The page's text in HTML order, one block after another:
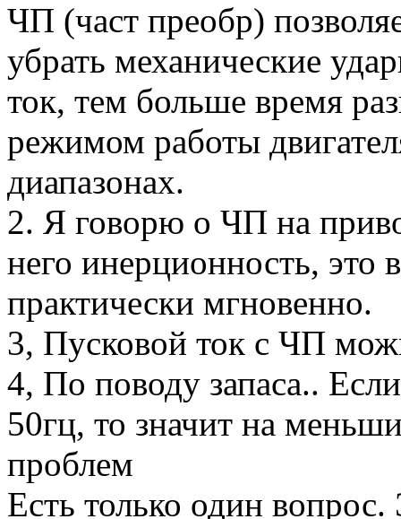
ЧП (част преобр)
убрать механические
ток, тем больше время
режимом работы
диапазонах.
2. Я говорю о ЧП на
него инерционность, это
практически мгновенно.
3, Пусковой ток с ЧП
4, По поводу запаса..
50гц, то значит на
проблем
Есть только один